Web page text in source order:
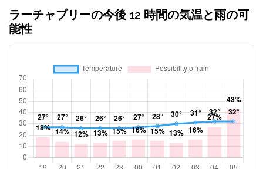
ラーチャブリーの今後 12 時間の気温と雨の可
能性